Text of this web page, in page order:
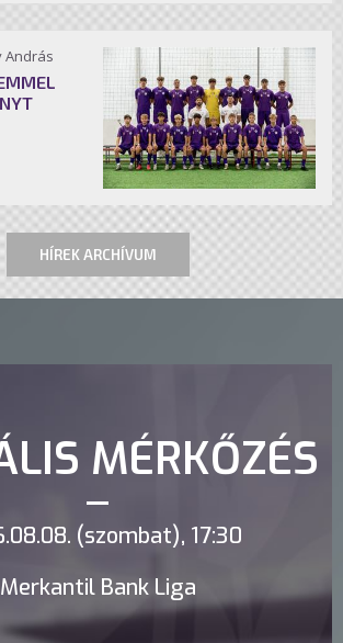
András
HÍREK ARCHÍVUM
MÉRKŐZÉS
(szombat), 17:30
Merkantil Bank Liga